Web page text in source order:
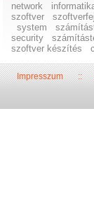
network
szoftver
system
security
szoftver készítés
Impresszum